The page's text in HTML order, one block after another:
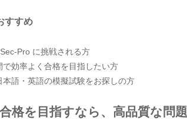
すすめ
Pro に挑戦される方
で効率よく合格を目指したい方
本語・英語の模擬試験をお探しの方
格を目指すなら、高品質な問